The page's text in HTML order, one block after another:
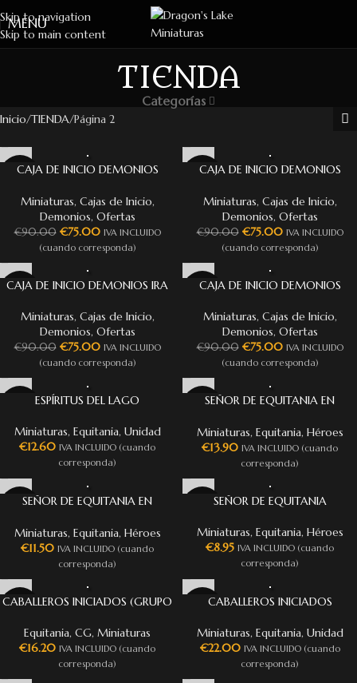
Skip to navigation
Skip to main content
MENU
TIENDA
Categorías
Inicio TIENDA Página 2
-17%CAJA DE INICIO DEMONIOS
Miniaturas, Cajas de Inicio,
Demonios, Ofertas
€90.00 €75.00 IVA INCLUIDO
(cuando corresponda)
-17%CAJA DE INICIO DEMONIOS
Miniaturas, Cajas de Inicio,
Demonios, Ofertas
€90.00 €75.00 IVA INCLUIDO
(cuando corresponda)
-17%
CAJA DE INICIO DEMONIOS IRA
Miniaturas, Cajas de Inicio,
Demonios, Ofertas
€90.00 €75.00 IVA INCLUIDO
(cuando corresponda)
-17%CAJA DE INICIO DEMONIOS
Miniaturas, Cajas de Inicio,
Demonios, Ofertas
€90.00 €75.00 IVA INCLUIDO
(cuando corresponda)
ESPÍRITUS DEL LAGO
Miniaturas, Equitania, Unidad
€12.60 IVA INCLUIDO (cuando
corresponda)
SEÑOR DE EQUITANIA EN
Miniaturas, Equitania, Héroes
€13.90 IVA INCLUIDO (cuando
corresponda)
SEÑOR DE EQUITANIA EN
Miniaturas, Equitania, Héroes
€11.50 IVA INCLUIDO (cuando
corresponda)
SEÑOR DE EQUITANIA
Miniaturas, Equitania, Héroes
€8.95 IVA INCLUIDO (cuando
corresponda)
CABALLEROS INICIADOS (GRUPO
Equitania, CG, Miniaturas
€16.20 IVA INCLUIDO (cuando
corresponda)
CABALLEROS INICIADOS
Miniaturas, Equitania, Unidad
€22.00 IVA INCLUIDO (cuando
corresponda)